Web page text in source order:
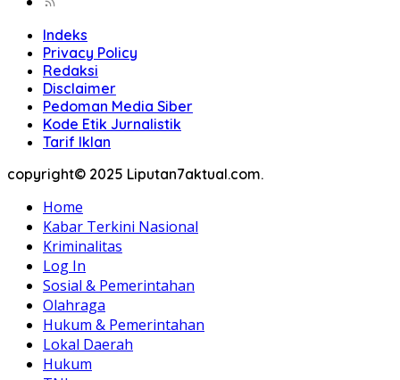
Indeks
Privacy Policy
Redaksi
Disclaimer
Pedoman Media Siber
Kode Etik Jurnalistik
Tarif Iklan
copyright© 2025 Liputan7aktual.com.
Home
Kabar Terkini Nasional
Kriminalitas
Log In
Sosial & Pemerintahan
Olahraga
Hukum & Pemerintahan
Lokal Daerah
Hukum